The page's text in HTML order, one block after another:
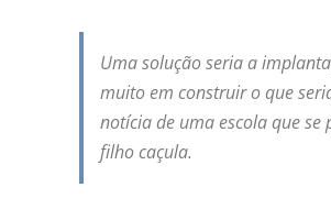
Uma solução seria a
muito em construir o que
notícia de uma escola que
filho caçula.